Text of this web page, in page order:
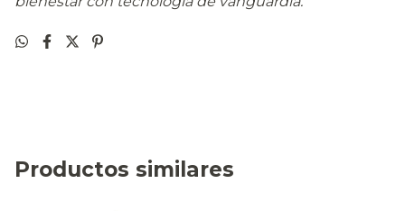
Productos similares